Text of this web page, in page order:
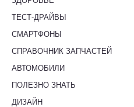
ТЕСТ-ДРАЙВЫ
СМАРТФОНЫ
СПРАВОЧНИК ЗАПЧАСТЕЙ
АВТОМОБИЛИ
ПОЛЕЗНО ЗНАТЬ
ДИЗАЙН